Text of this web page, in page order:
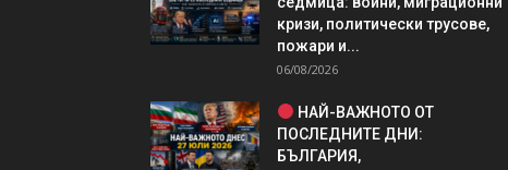
кризи, политически трусове,
пожари и...
06/08/2026
НАЙ-ВАЖНОТО ОТ
ПОСЛЕДНИТЕ ДНИ:
БЪЛГАРИЯ,